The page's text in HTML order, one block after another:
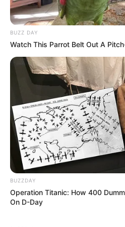
BUZZ DAY
Watch This Parrot Belt Out A
BUZZDAY
Operation Titanic: How 400
On D-Day